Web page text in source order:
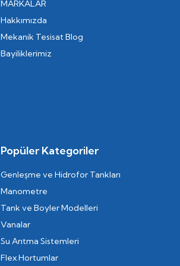
MARKALAR
Hakkımızda
Mekanik Tesisat Blog
Bayiliklerimiz
Popüler Kategoriler
Genleşme ve Hidrofor Tankları
Manometre
Tank ve Boyler Modelleri
Vanalar
Su Arıtma Sistemleri
Flex Hortumlar